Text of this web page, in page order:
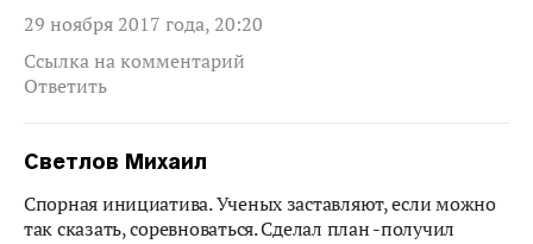
29 ноября 2017 года, 20:20
Ссылка на комментарий
Ответить
Светлов Михаил
Спорная инициатива. Ученых заставляют, если можно
так сказать, соревноваться. Сделал план -получил